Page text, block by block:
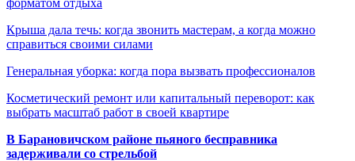
Крыша дала течь: когда звонить мастерам, а когда можно
справиться своими силами
Генеральная уборка: когда пора вызвать профессионалов
Косметический ремонт или капитальный переворот: как
выбрать масштаб работ в своей квартире
В Барановичском районе пьяного бесправника
задерживали со стрельбой